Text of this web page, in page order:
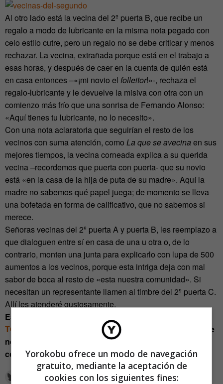
Al otro lado está la vecina del 2º puerta B, que recibe un
regalo a modo de lubricante en la misma nota pegado con
celo estilo cutre, pero un regalo no se debe criticar y menos
rechazar. La vecina, extrañada porque está en el trabajo a
esas horas, y después de caer en la cuenta de quién está
en casa entonces –«¡mi novio el folleitor!»-, rechaza el
regalo-lubricante y le devuelve la misiva con otra con un
comienzo más frío que una sonrisa de Fernando Alonso:
«Aquí tienes tu lubricante, no lo necesito».
Con una nota aclaratoria que seguirían el resto de los
vecinos con suma atención, como La que se avecina en sus
mejores tiempos, la vecina corneada explica a su querida
vecina –recordemos que puerta con puerta- que su novio
está «en la casa de la hija de puta de su madre». Aquí la
madre no sabemos qué papel juega; de momento se lleva
una bofetada en forma de calificativo, que no sabemos si
merece.
Señoras vecinas del 2º puerta A y puerta B, les reemplazo a
que dialoguen entre sí en casa de una u otra o, de lo
contrario, monten una junta para explicarlo con lupa de 500
aumentos a los vecinos, porque esta intriga deja con mal
sabor de boca al resto de «esta nuestra comunidad». Si
necesitan un representante llamen al timbre del 2º puerta C.
Allí les atenderé gustosamente.
Estos artículos, escritos por
TODAY
, son interpretaciones ficticias y humorísticas de
noticias reales que aparecen en medios de
comunicación.
Yorokobu ofrece un modo de navegación
gratuito, mediante la aceptación de
cookies con los siguientes fines: